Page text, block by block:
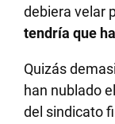
debiera velar
tendría que
Quizás
han nublado
del sindicato